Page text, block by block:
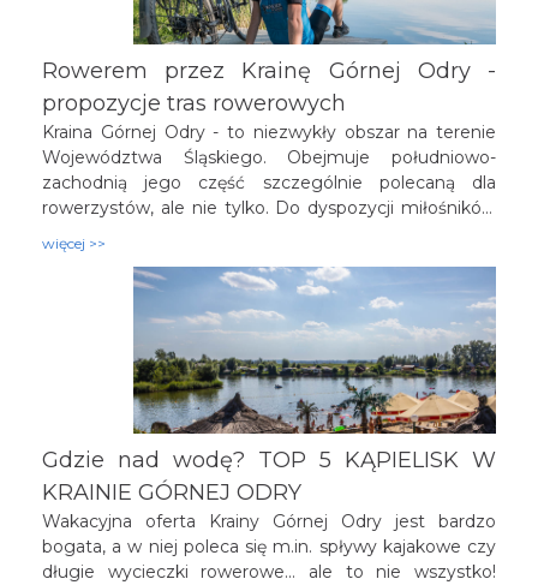
Rowerem przez Krainę Górnej Odry -
propozycje tras rowerowych
Kraina Górnej Odry - to niezwykły obszar na terenie
Województwa Śląskiego. Obejmuje południowo-
zachodnią jego część szczególnie polecaną dla
rowerzystów, ale nie tylko. Do dyspozycji miłośników
rowerowych - to droga dłuższa niż z Zakopanego na
Hel! Kraina Górnej Odry stanowi "płuca Śląska" z uwagi
na liczne rezerwaty przyrody i rozległe parki
krajobrazowe a zabytki architektury sakralnej, techniki
sprawią, że jeszcze nie raz zapragnie się tam powrócić.
Poniżej prezentujemy zestawienie kilku wybranych
tras rowerowych, wybór należy do Was.
więcej >>
Gdzie nad wodę? TOP 5 KĄPIELISK W
KRAINIE GÓRNEJ ODRY
Wakacyjna oferta Krainy Górnej Odry jest bardzo
bogata, a w niej poleca się m.in. spływy kajakowe czy
długie wycieczki rowerowe... ale to nie wszystko!